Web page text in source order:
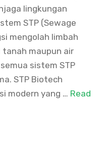
lingkungan
STP (Sewage
mengolah limbah
maupun air
sistem STP
STP Biotech
modern yang … Read